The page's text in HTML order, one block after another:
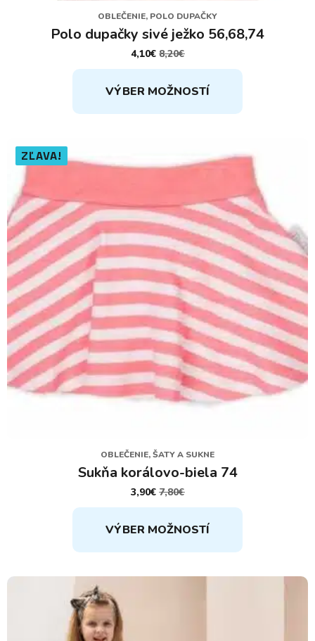
OBLEČENIE, POLO DUPAČKY
Polo dupačky sivé ježko 56,68,74
8,20€
PÔVODNÁ
CENA
8,20€.
4,10€ AKTUÁLNA
CENA
4,10€.
VÝBER MOŽNOSTÍ
Tento
produkt
má
Možnosti
vybrať
na
stránke
produktu.
ZĽAVA!
OBLEČENIE, ŠATY A SUKNE
Sukňa korálovo-biela 74
7,80€
PÔVODNÁ
CENA
7,80€.
3,90€ AKTUÁLNA
CENA
3,90€.
VÝBER MOŽNOSTÍ
Tento
produkt
má
variantov.
Možnosti
si
môžete